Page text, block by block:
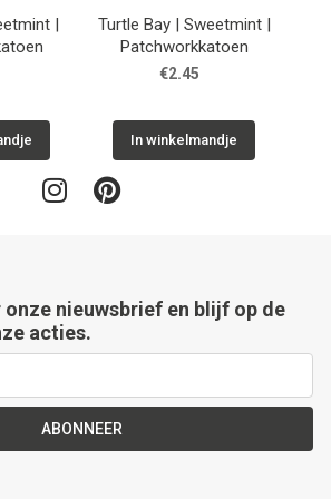
|
Turtle Bay | Sweetmint |
Patchworkkatoen
€2.45
In winkelmandje
nieuwsbrief en blijf op de
acties.
ABONNEER